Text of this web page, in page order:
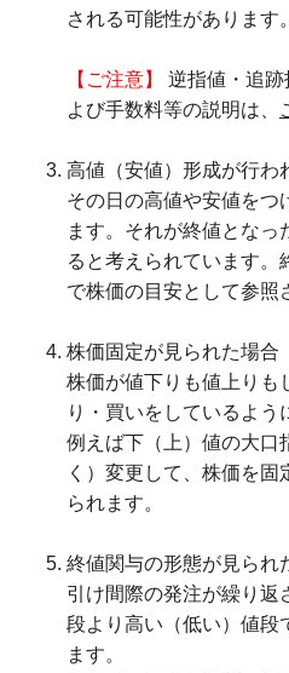
される可能性があります。
【ご注意】
逆指値・追
よび手数料等の説明は、
高値（安値）形成が行わ
その日の高値や安値をつ
ます。それが終値となっ
ると考えられています。
で株価の目安として参照
株価固定が見られた場合
株価が値下りも値上りも
り・買いをしているよう
例えば下（上）値の大口
く）変更して、株価を固
られます。
終値関与の形態が見られ
引け間際の発注が繰り返
段より高い（低い）値段
ます。